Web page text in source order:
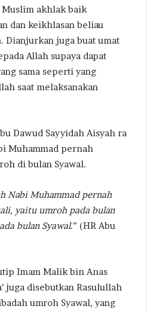
akhlak baik
dan keikhlasan beliau
Dianjurkan juga buat umat
Allah supaya dapat
sama seperti yang
saat melaksanakan
Dawud Sayyidah Aisyah ra
Muhammad pernah
di bulan Syawal.
Nabi Muhammad pernah
yaitu umroh pada bulan
bulan Syawal.” (HR Abu
Imam Malik bin Anas
juga disebutkan Rasulullah
umroh Syawal, yang